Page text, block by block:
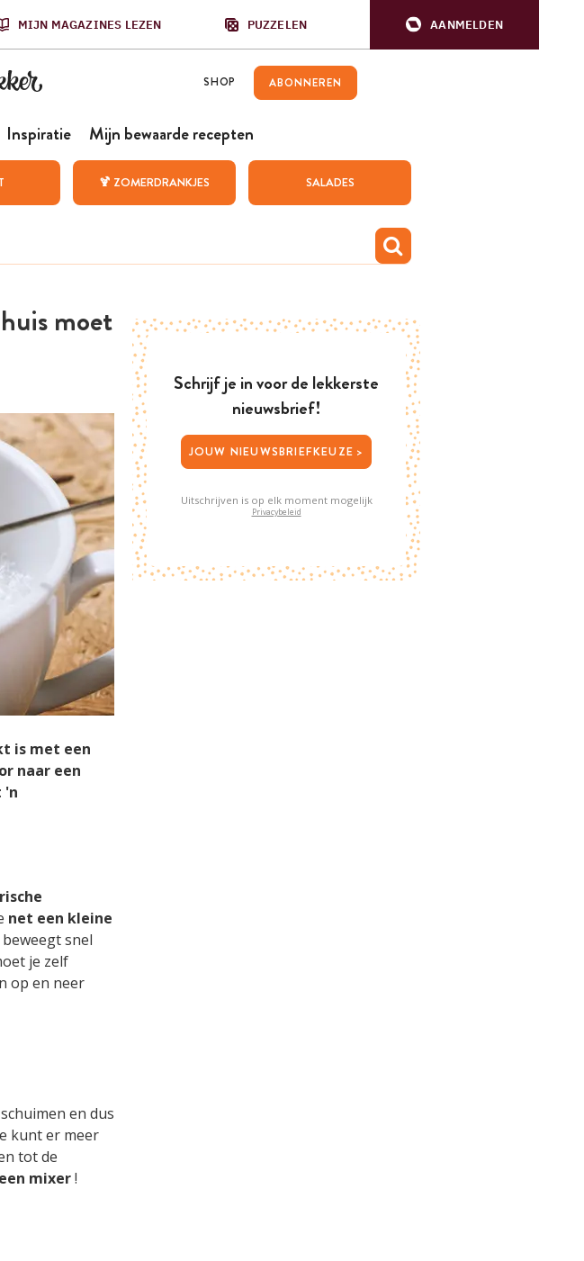
MIJN MAGAZINES LEZEN PUZZELEN AANMELDEN
SHOP ABONNEREN
Inspiratie Mijn bewaarde recepten
🍹 ZOMERDRANKJES SALADES
moet
is met een
naar een
'n
net een kleine
snel
je zelf
op en neer
en dus
kunt er meer
tot de
mixer!
Schrijf je in voor de lekkerste
nieuwsbrief!
JOUW NIEUWSBRIEFKEUZE >
Uitschrijven is op elk moment mogelijk
Privacybeleid